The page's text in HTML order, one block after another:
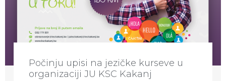
Počinju upisi na jezičke kurseve u
organizaciji JU KSC Kakanj